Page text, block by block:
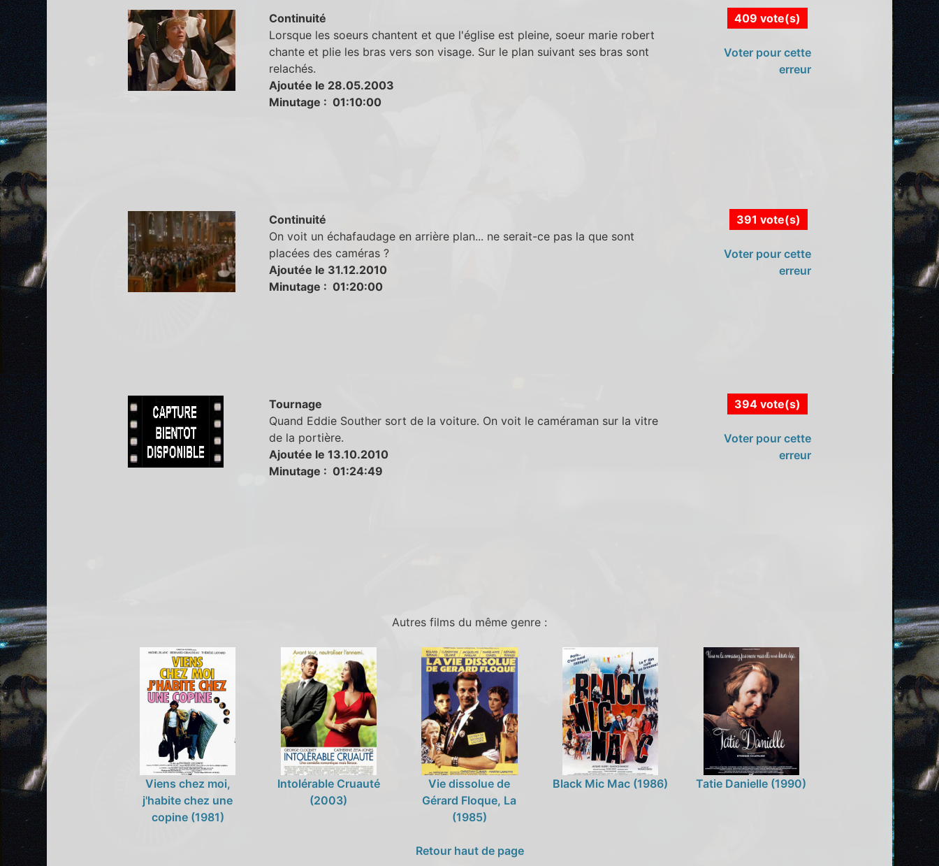
Continuité
Lorsque les soeurs chantent et que l'église est pleine, soeur marie robert
chante et plie les bras vers son visage. Sur le plan suivant ses bras sont
relachés.
Ajoutée le 28.05.2003
Minutage : 01:10:00
409 vote(s)
Voter pour cette
erreur
Continuité
On voit un échafaudage en arrière plan... ne serait-ce pas la que sont
placées des caméras ?
Ajoutée le 31.12.2010
Minutage : 01:20:00
391 vote(s)
Voter pour cette
erreur
Tournage
Quand Eddie Souther sort de la voiture. On voit le caméraman sur la vitre
de la portière.
Ajoutée le 13.10.2010
Minutage : 01:24:49
394 vote(s)
Voter pour cette
erreur
Autres films du même genre :
Viens chez moi,
j'habite chez une
copine (1981)
Intolérable Cruauté
(2003)
Vie dissolue de
Gérard Floque, La
(1985)
Black Mic Mac (1986) Tatie Danielle (1990)
Retour haut de page